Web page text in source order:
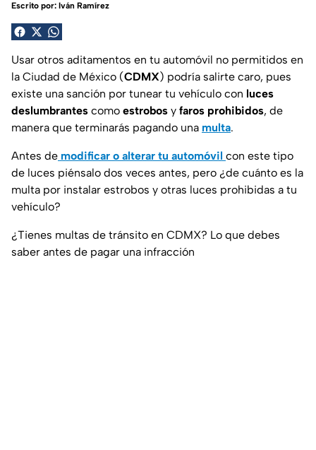
Escrito por: Iván Ramírez
Usar otros aditamentos en tu automóvil no permitidos en
la Ciudad de México (CDMX) podría salirte caro, pues
existe una sanción por tunear tu vehículo con luces
deslumbrantes como estrobos y faros prohibidos, de
manera que terminarás pagando una multa.
Antes de modificar o alterar tu automóvil con este tipo
de luces piénsalo dos veces antes, pero ¿de cuánto es la
multa por instalar estrobos y otras luces prohibidas a tu
vehículo?
¿Tienes multas de tránsito en CDMX? Lo que debes
saber antes de pagar una infracción